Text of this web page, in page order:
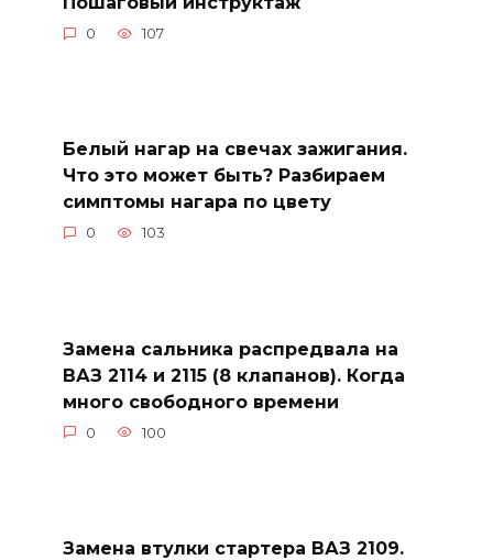
0 107
Белый нагар на свечах зажигания.
Что это может быть? Разбираем
симптомы нагара по цвету
0 103
Замена сальника распредвала на
ВАЗ 2114 и 2115 (8 клапанов). Когда
много свободного времени
0 100
Замена втулки стартера ВАЗ 2109.